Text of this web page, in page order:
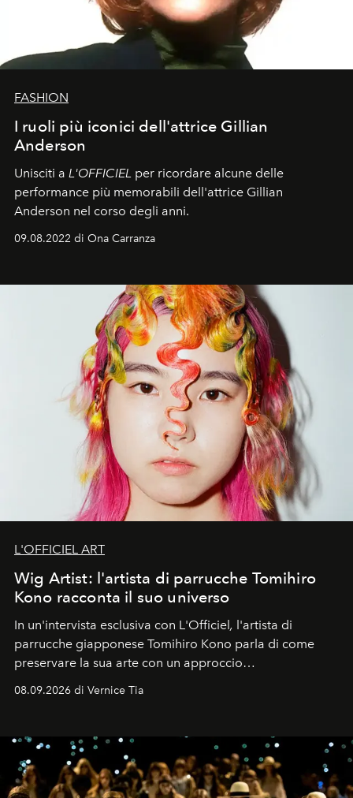
FASHION
I ruoli più iconici dell'attrice Gillian
Anderson
Unisciti a L'OFFICIEL per ricordare alcune delle
performance più memorabili dell'attrice Gillian
Anderson nel corso degli anni.
09.08.2022 di Ona Carranza
L'OFFICIEL ART
Wig Artist: l'artista di parrucche Tomihiro
Kono racconta il suo universo
In un'intervista esclusiva con L'Officiel, l'artista di
parrucche giapponese Tomihiro Kono parla di come
preservare la sua arte con un approccio
08.09.2026 di Vernice Tia